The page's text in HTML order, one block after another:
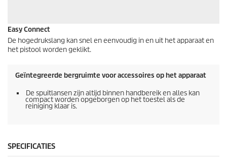
Easy Connect
De hogedrukslang kan snel en eenvoudig in en uit het apparaat en
het pistool worden geklikt.
Geïntegreerde bergruimte voor accessoires op het apparaat
De spuitlansen zijn altijd binnen handbereik en alles kan
compact worden opgeborgen op het toestel als de
reiniging klaar is.
SPECIFICATIES